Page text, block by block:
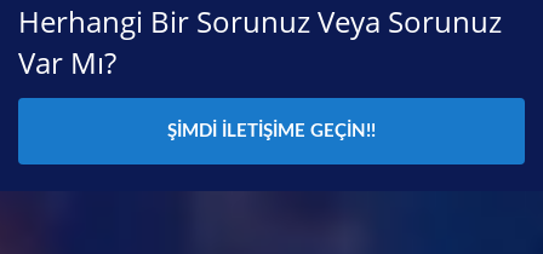
Herhangi Bir Sorunuz Veya Sorunuz
Var Mı?
ŞIMDI İLETIŞIME GEÇIN!!